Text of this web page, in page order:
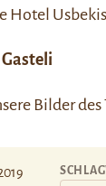
Hotel
Bilder des